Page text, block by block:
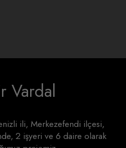
Vardal
ili, Merkezefendi ilçesi,
2 işyeri ve 6 daire olarak